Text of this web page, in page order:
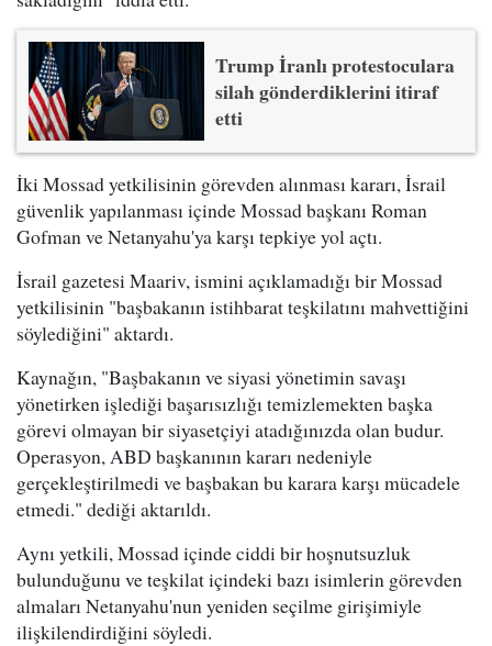
Trump İranlı protestoculara
silah gönderdiklerini itiraf
etti
İki Mossad yetkilisinin görevden alınması kararı, İsrail
güvenlik yapılanması içinde Mossad başkanı Roman
Gofman ve Netanyahu'ya karşı tepkiye yol açtı.
İsrail gazetesi Maariv, ismini açıklamadığı bir Mossad
yetkilisinin "başbakanın istihbarat teşkilatını mahvettiğini
söylediğini" aktardı.
Kaynağın, "Başbakanın ve siyasi yönetimin savaşı
yönetirken işlediği başarısızlığı temizlemekten başka
görevi olmayan bir siyasetçiyi atadığınızda olan budur.
Operasyon, ABD başkanının kararı nedeniyle
gerçekleştirilmedi ve başbakan bu karara karşı mücadele
etmedi." dediği aktarıldı.
Aynı yetkili, Mossad içinde ciddi bir hoşnutsuzluk
bulunduğunu ve teşkilat içindeki bazı isimlerin görevden
almaları Netanyahu'nun yeniden seçilme girişimiyle
ilişkilendirdiğini söyledi.